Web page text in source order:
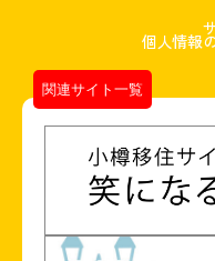
個人情報
関連サイト一覧